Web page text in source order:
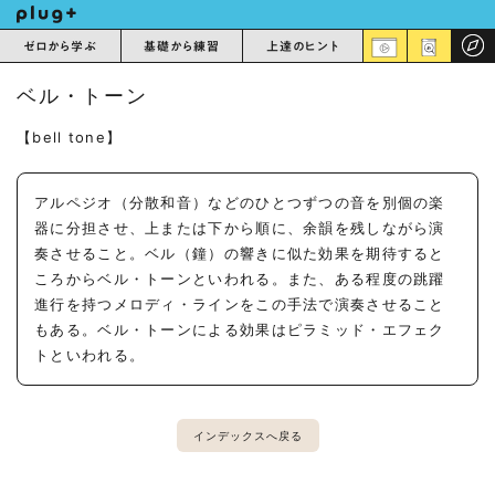
ゼロから学ぶ 基礎から練習 上達のヒント
ベル・トーン
【bell tone】
アルペジオ（分散和音）などのひとつずつの音を別個の楽
器に分担させ、上または下から順に、余韻を残しながら演
奏させること。ベル（鐘）の響きに似た効果を期待すると
ころからベル・トーンといわれる。また、ある程度の跳躍
進行を持つメロディ・ラインをこの手法で演奏させること
もある。ベル・トーンによる効果はピラミッド・エフェク
トといわれる。
インデックスへ戻る